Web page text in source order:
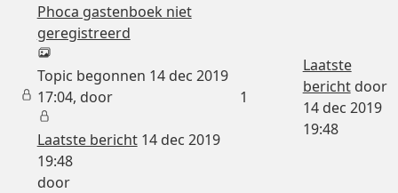
Phoca gastenboek niet
geregistreerd
Topic begonnen 14 dec 2019
17:04, door
Laatste bericht14 dec 2019
19:48
door
1
Laatste
berichtdoor
14 dec 2019
19:48